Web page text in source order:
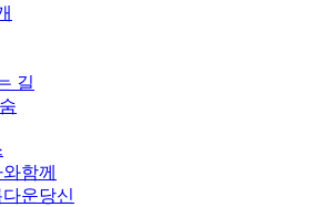
길
함께
운당신